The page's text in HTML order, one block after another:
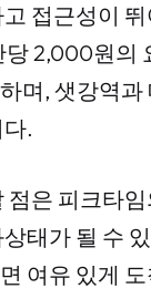
접근성이
2,000원의
며, 샛강역과
.
점은 피크타
태가 될 수
여유 있게